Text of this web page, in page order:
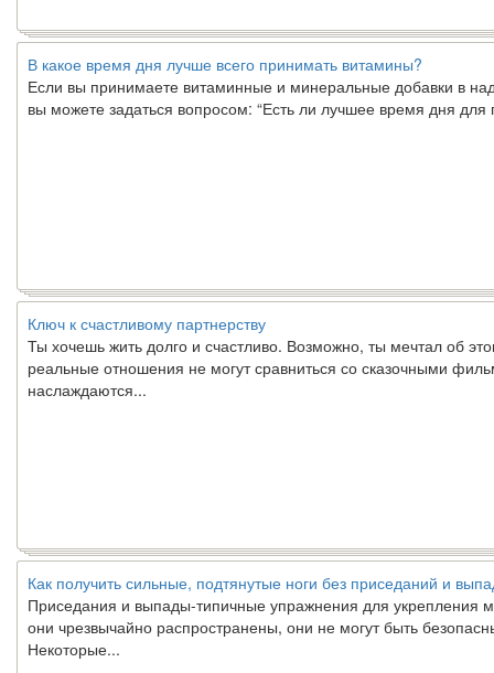
В какое время дня лучше всего принимать витамины?
Если вы принимаете витаминные и минеральные добавки в
вы можете задаться вопросом: “Есть ли лучшее время дня
Ключ к счастливому партнерству
Ты хочешь жить долго и счастливо. Возможно, ты мечтал об
реальные отношения не могут сравниться со сказочными
наслаждаются...
Как получить сильные, подтянутые ноги без приседаний и
Приседания и выпады-типичные упражнения для укрепления
они чрезвычайно распространены, они не могут быть
Некоторые...